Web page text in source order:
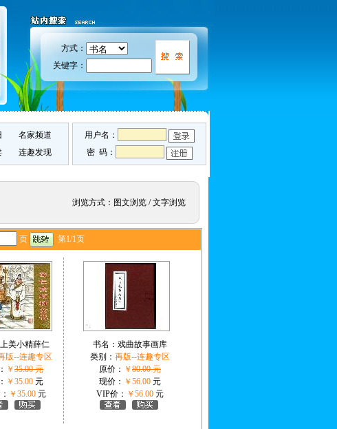
方式：
关键字：
名家频道
连趣发现
用户名：
密 码：
浏览方式： 图文浏览/文字浏览
页 第1/1页
上美小精薛仁
版--连趣专区
￥ 35.00 元
￥35.00 元
￥35.00 元
书名： 戏曲故事画库
类别： 再版--连趣专区
原价： ￥ 80.00 元
现价： ￥56.00 元
VIP价： ￥56.00 元